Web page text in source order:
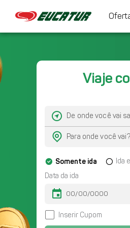
Viaje
Somente ida
Ida
Data da ida
event
Inserir Cupom